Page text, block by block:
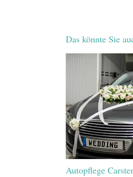
Das könnte Sie
Autopflege